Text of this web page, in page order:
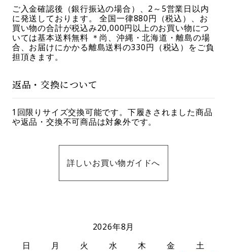
ご入金確認後（銀行振込の場合）、2～5営業日以内
に発送しております。 全国一律880円（税込）、お
買い物の合計が税込み20,000円以上のお買い物につ
いては基本送料無料 ＊尚、沖縄・北海道・離島の場
合、お届けにかかる離島送料の330円（税込）をご負
担頂きます。
返品・交換について
1回限りサイズ交換可能です。下履きされました商品
や返品・交換不可商品は対象外です。
詳しいお買い物ガイドへ
2026年8月
日
月 火 水 木 金
土